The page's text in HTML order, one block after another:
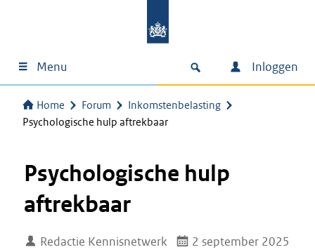
Menu Inloggen
Home Forum
Inkomstenbelasting
Psychologische hulp aftrekbaar
Psychologische hulp
aftrekbaar
Redactie Kennisnetwerk
2 september 2025